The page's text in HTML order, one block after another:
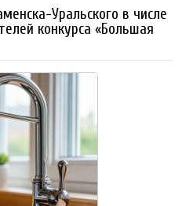
Уральского в числе
конкурса «Большая